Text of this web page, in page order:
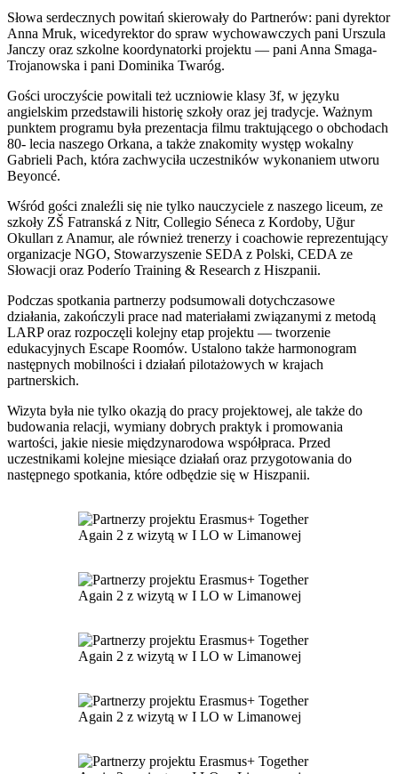
Słowa serdecznych powitań skierowały do Partnerów: pani dyrektor
Anna Mruk, wicedyrektor do spraw wychowawczych pani Urszula
Janczy oraz szkolne koordynatorki projektu — pani Anna Smaga-
Trojanowska i pani Dominika Twaróg.
Gości uroczyście powitali też uczniowie klasy 3f, w języku
angielskim przedstawili historię szkoły oraz jej tradycje. Ważnym
punktem programu była prezentacja filmu traktującego o obchodach
80- lecia naszego Orkana, a także znakomity występ wokalny
Gabrieli Pach, która zachwyciła uczestników wykonaniem utworu
Beyoncé.
Wśród gości znaleźli się nie tylko nauczyciele z naszego liceum, ze
szkoły ZŠ Fatranská z Nitr, Collegio Séneca z Kordoby, Uğur
Okulları z Anamur, ale również trenerzy i coachowie reprezentujący
organizacje NGO, Stowarzyszenie SEDA z Polski, CEDA ze
Słowacji oraz Poderío Training & Research z Hiszpanii.
Podczas spotkania partnerzy podsumowali dotychczasowe
działania, zakończyli prace nad materiałami związanymi z metodą
LARP oraz rozpoczęli kolejny etap projektu — tworzenie
edukacyjnych Escape Roomów. Ustalono także harmonogram
następnych mobilności i działań pilotażowych w krajach
partnerskich.
Wizyta była nie tylko okazją do pracy projektowej, ale także do
budowania relacji, wymiany dobrych praktyk i promowania
wartości, jakie niesie międzynarodowa współpraca. Przed
uczestnikami kolejne miesiące działań oraz przygotowania do
następnego spotkania, które odbędzie się w Hiszpanii.